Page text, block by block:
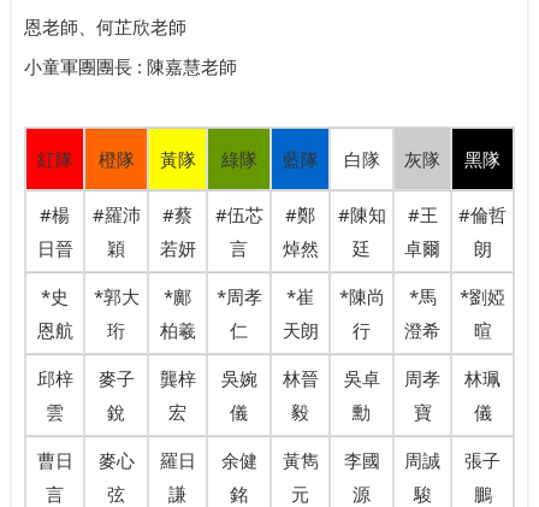
恩老師、何芷欣老師
小童軍團團長 : 陳嘉慧老師
紅隊 橙隊 黃隊 綠隊 藍隊 白隊 灰隊 黑隊
#楊
日晉
#羅沛
穎
#蔡
若妍
#伍芯
言
#鄭
焯然
#陳知
廷
#王
卓爾
#倫哲
朗
*史
恩航
*郭大
珩
*鄺
柏羲
*周孝
仁
*崔
天朗
*陳尚
行
*馬
澄希
*劉婭
暄
邱梓
雲
麥子
銳
龔梓
宏
吳婉
儀
林晉
毅
吳卓
勳
周孝
寶
林珮
儀
曹日
言
麥心
弦
羅日
謙
余健
銘
黃雋
元
李國
源
周誠
駿
張子
鵬